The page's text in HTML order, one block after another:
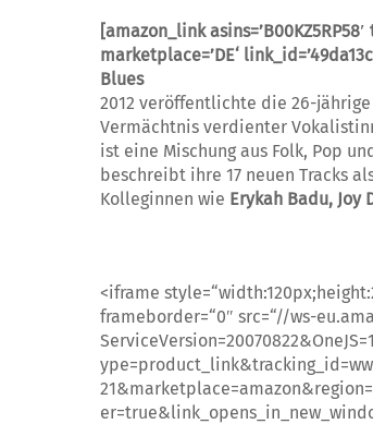
[amazon_link
marketplace=’DE‘
Blues
2012 veröffentlichte die 26-
Vermächtnis verdienter
ist eine Misch­ung aus Folk, Pop
beschreibt ihre 17 neuen Tracks
Kolleginnen wie Erykah Badu, Joy
<iframe
frameborder=“0″ src=“//ws-